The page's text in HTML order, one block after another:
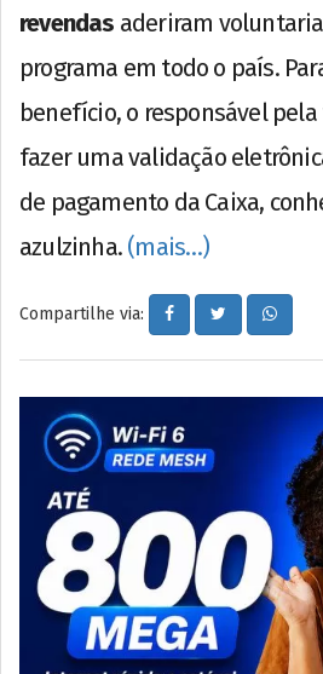
revendas aderiram
programa em todo o país.
benefício, o responsável
fazer uma validação
de pagamento da Caixa,
azulzinha. (mais…)
Compartilhe via: